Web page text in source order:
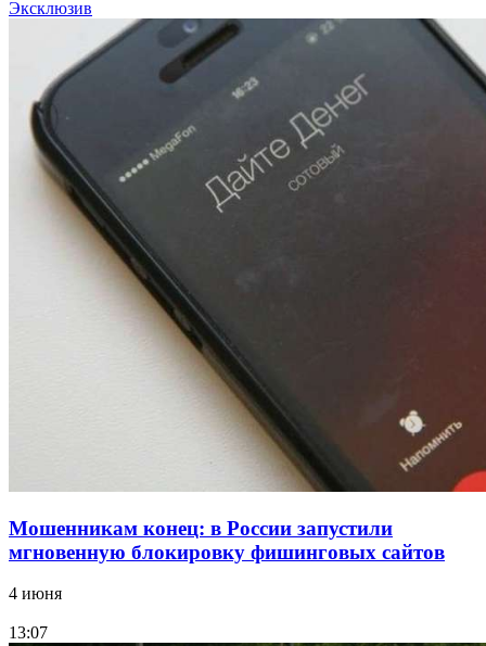
учебному году
Покушение на убийство в Волгограде: девушка
напала на незнакомую женщину с ножом
12:39
Сладкий праздник в Волгограде: в Центральном
парке прошёл фестиваль „Арбузный переполох“
Волгоградские компании нарастили экспорт:
заключены контракты на 3,6 млн долларов
Эксклюзив
Мошенникам конец: в России запустили
мгновенную блокировку фишинговых сайтов
4 июня
13:07